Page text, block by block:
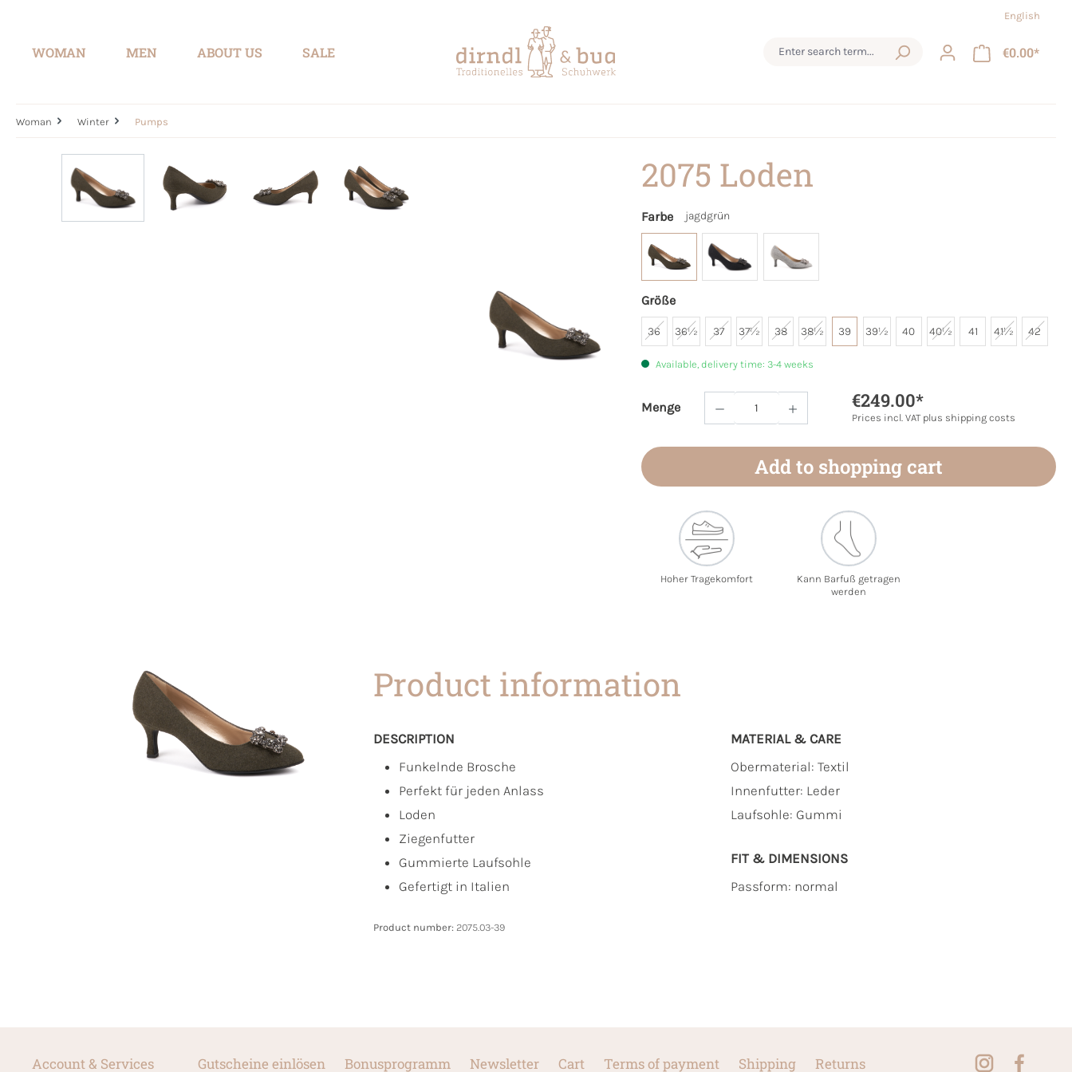
English
WOMAN MEN ABOUT US SALE €0.00*
Woman Winter Pumps
2075 Loden
Farbe jagdgrün
Größe
36 36½ 37 37½ 38 38½ 39 39½ 40 40½ 41 41½ 42
Available, delivery time: 3-4 weeks
Menge
Product Quantity: Enter the desired amount or
€249.00*
Prices incl. VAT plus shipping costs
Add to shopping cart
Hoher Tragekomfort
Kann Barfuß getragen
werden
Product information
DESCRIPTION
Funkelnde Brosche
Perfekt für jeden Anlass
Loden
Ziegenfutter
Gummierte Laufsohle
Gefertigt in Italien
MATERIAL & CARE
Obermaterial: Textil
Innenfutter: Leder
Laufsohle: Gummi
FIT & DIMENSIONS
Passform: normal
Product number: 2075.03-39
Account & Services Gutscheine einlösen Bonusprogramm Newsletter Cart Terms of payment Shipping Returns